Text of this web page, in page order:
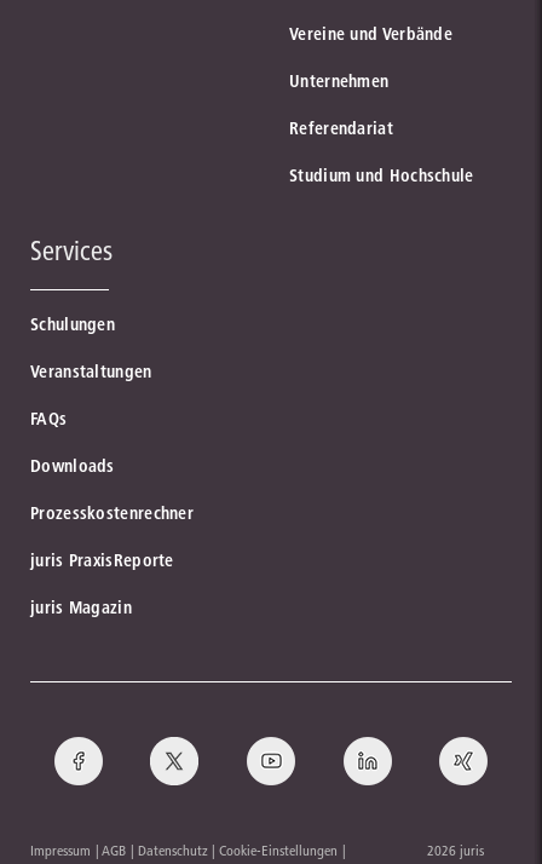
Vereine und Verbände
Unternehmen
Referendariat
Studium und Hochschule
Services
Schulungen
Veranstaltungen
FAQs
Downloads
Prozesskostenrechner
juris PraxisReporte
juris Magazin
Impressum AGB Datenschutz
Cookie-Einstellungen
2026 juris